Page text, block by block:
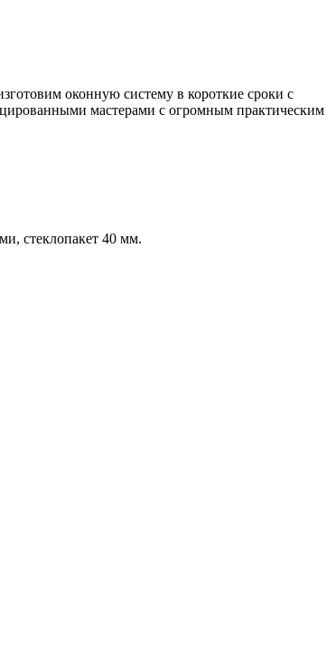
оконную систему в короткие сроки с
мастерами с огромным практическим
стеклопакет 40 мм.